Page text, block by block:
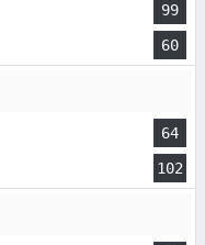
99
60
64
102